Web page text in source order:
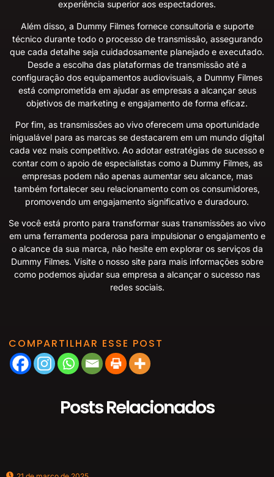
experiência superior aos espectadores.
Além disso, a Dummy Filmes fornece consultoria e suporte
técnico durante todo o processo de transmissão, assegurando
que cada detalhe seja cuidadosamente planejado e executado.
Desde a escolha das plataformas de transmissão até a
configuração dos equipamentos audiovisuais, a Dummy Filmes
está comprometida em ajudar as empresas a alcançar seus
objetivos de marketing e engajamento de forma eficaz.
Por fim, as transmissões ao vivo oferecem uma oportunidade
inigualável para as marcas se destacarem em um mundo digital
cada vez mais competitivo. Ao adotar estratégias de sucesso e
contar com o apoio de especialistas como a Dummy Filmes, as
empresas podem não apenas aumentar seu alcance, mas
também fortalecer seu relacionamento com os consumidores,
promovendo um engajamento significativo e duradouro.
Se você está pronto para transformar suas transmissões ao vivo
em uma ferramenta poderosa para impulsionar o engajamento e
o alcance da sua marca, não hesite em explorar os serviços da
Dummy Filmes. Visite o nosso sitepara mais informações sobre
como podemos ajudar sua empresa a alcançar o sucesso nas
redes sociais.
COMPARTILHAR ESSE POST
Posts Relacionados